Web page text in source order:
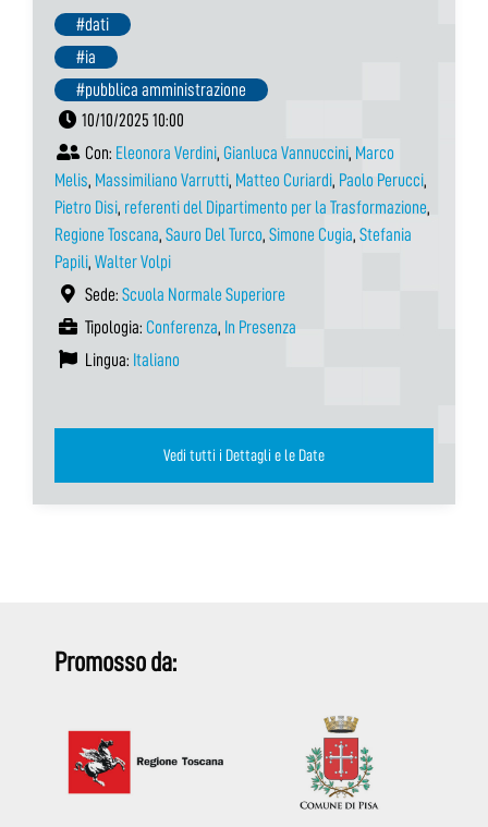
#dati
#ia
#pubblica amministrazione
10/10/2025 10:00
Con: Eleonora Verdini, Gianluca Vannuccini, Marco
Melis, Massimiliano Varrutti, Matteo Curiardi, Paolo Perucci,
Pietro Disi, referenti del Dipartimento per la Trasformazione,
Regione Toscana, Sauro Del Turco, Simone Cugia, Stefania
Papili, Walter Volpi
Sede: Scuola Normale Superiore
Tipologia: Conferenza, In Presenza
Lingua: Italiano
Vedi tutti i Dettagli e le Date
Promosso da: